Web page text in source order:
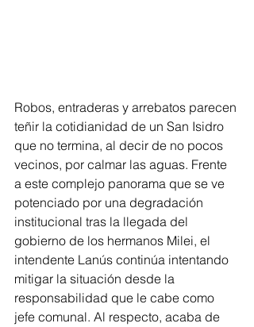
Robos, entraderas y arrebatos parecen
teñir la cotidianidad de un San Isidro
que no termina, al decir de no pocos
vecinos, por calmar las aguas. Frente
a este complejo panorama que se ve
potenciado por una degradación
institucional tras la llegada del
gobierno de los hermanos Milei, el
intendente Lanús continúa intentando
mitigar la situación desde la
responsabilidad que le cabe como
jefe comunal. Al respecto, acaba de